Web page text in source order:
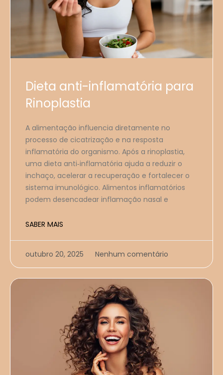
Dieta anti-inflamatória para
Rinoplastia
A alimentação influencia diretamente no
processo de cicatrização e na resposta
inflamatória do organismo. Após a rinoplastia,
uma dieta anti‑inflamatória ajuda a reduzir o
inchaço, acelerar a recuperação e fortalecer o
sistema imunológico. Alimentos inflamatórios
podem desencadear inflamação nasal e
SABER MAIS
outubro 20, 2025 Nenhum comentário